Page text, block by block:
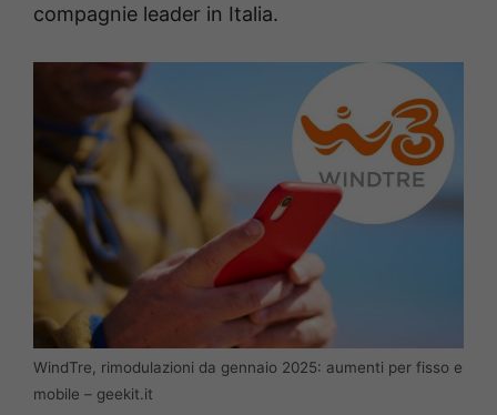
compagnie leader in Italia.
WindTre, rimodulazioni da gennaio 2025: aumenti per fisso e
mobile – geekit.it